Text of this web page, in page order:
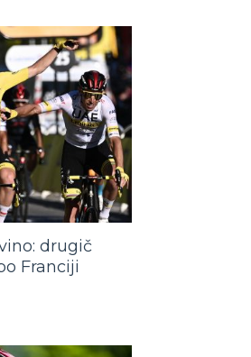
drugič
Franciji